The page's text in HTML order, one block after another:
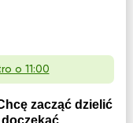
o 11:00
zacząć dzielić